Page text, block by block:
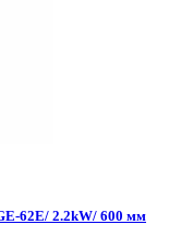
62E/ 2.2kW/ 600 мм